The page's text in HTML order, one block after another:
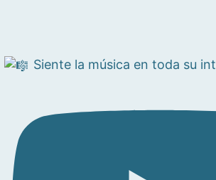
Siente la música en toda su